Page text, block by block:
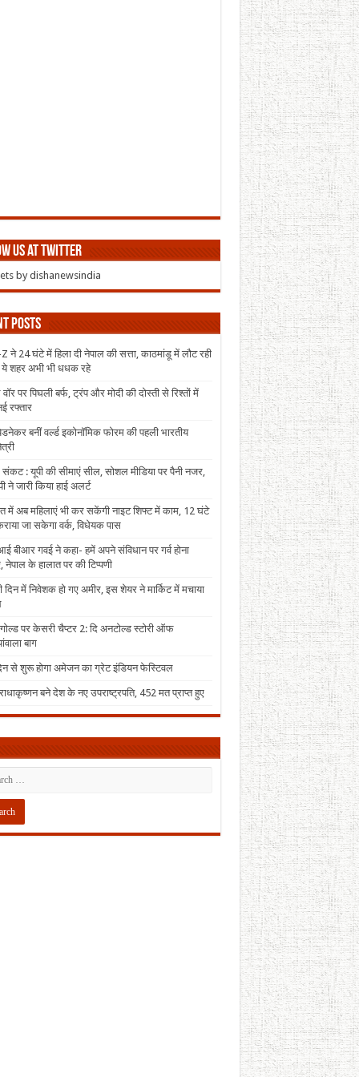
us at Twitter
by dishanewsindia
Posts
ने 24 घंटे में हिला दी नेपाल की सत्ता, काठमांडू में लौट रही
ये शहर अभी भी धधक रहे
पर पिघली बर्फ, ट्रंप और मोदी की दोस्ती से रिश्तों में
रफ्तार
बनीं वर्ल्ड इकोनॉमिक फोरम की पहली भारतीय
संकट : यूपी की सीमाएं सील, सोशल मीडिया पर पैनी नजर,
ने जारी किया हाई अलर्ट
में अब महिलाएं भी कर सकेंगी नाइट शिफ्ट में काम, 12 घंटे
जा सकेगा वर्क, विधेयक पास
बीआर गवई ने कहा- हमें अपने संविधान पर गर्व होना
नेपाल के हालात पर की टिप्पणी
दिन में निवेशक हो गए अमीर, इस शेयर ने मार्किट में मचाया
गोल्ड पर केसरी चैप्टर 2: दि अनटोल्ड स्टोरी ऑफ
बाग
से शुरू होगा अमेजन का ग्रेट इंडियन फेस्टिवल
बने देश के नए उपराष्ट्रपति, 452 मत प्राप्त हुए